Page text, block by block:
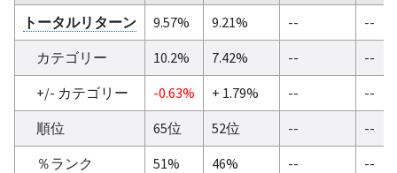
トータルリターン
9.57% 9.21% --
--
カテゴリー
10.2% 7.42% --
--
+/- カテゴリー
-0.63% + 1.79% --
--
順位
65位 52位 --
--
％ランク
51% 46% --
--